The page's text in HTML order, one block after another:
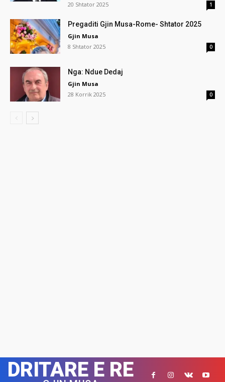
20 Shtator 2025
1
Pregaditi Gjin Musa-Rome- Shtator 2025
Gjin Musa
8 Shtator 2025
0
Nga: Ndue Dedaj
Gjin Musa
28 Korrik 2025
0
DRITARE E RE